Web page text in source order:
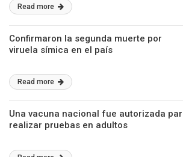
Read more
Confirmaron la segunda muerte por
viruela símica en el país
Read more
Una vacuna nacional fue autorizada
realizar pruebas en adultos